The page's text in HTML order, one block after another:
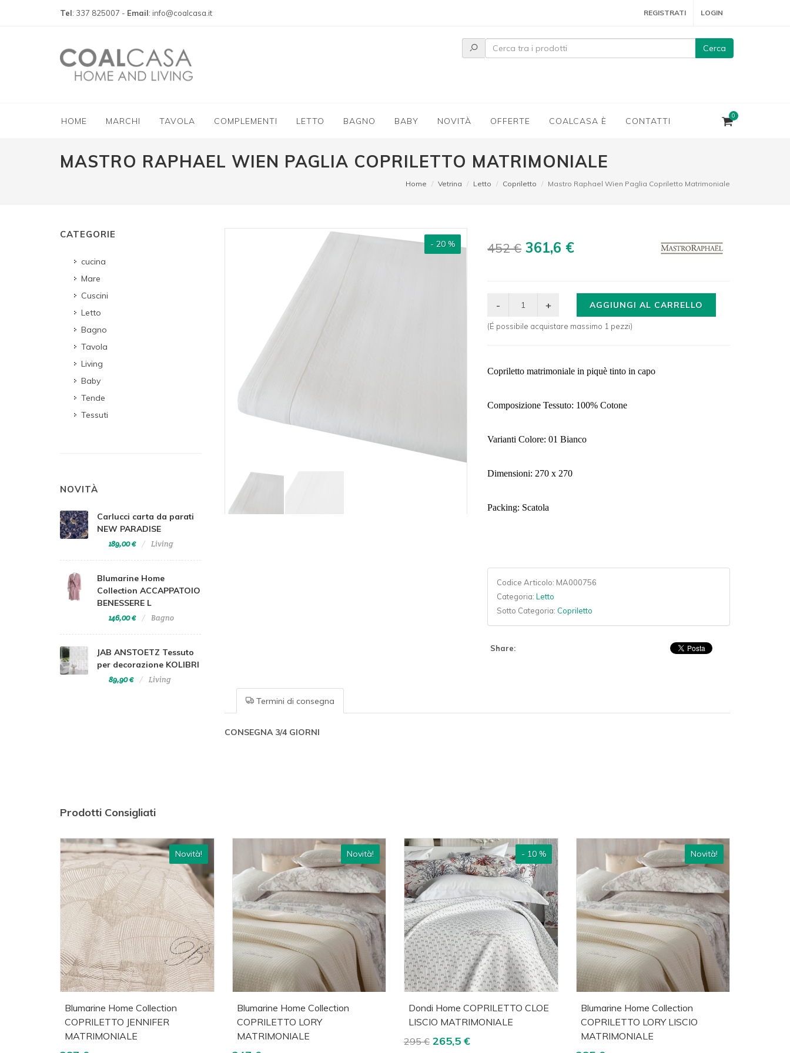
Tel: 337 825007 - Email: info@coalcasa.it REGISTRATI LOGIN
Cerca
HOME MARCHI TAVOLA COMPLEMENTI LETTO BAGNO BABY NOVITÀ OFFERTE COALCASA È CONTATTI
0
MASTRO RAPHAEL WIEN PAGLIA COPRILETTO MATRIMONIALE
Home Vetrina Letto Copriletto Mastro Raphael Wien Paglia Copriletto Matrimoniale
- 20 % 452 € 361,6 €
AGGIUNGI AL CARRELLO
(É possibile acquistare massimo 1 pezzi)
Copriletto matrimoniale in piquè tinto in capo
Composizione Tessuto: 100% Cotone
Varianti Colore: 01 Bianco
Dimensioni: 270 x 270
Packing: Scatola
Codice Articolo: MA000756
Categoria:Letto
Sotto Categoria: Copriletto
Share:
Termini di consegna
CONSEGNA 3/4 GIORNI
CATEGORIE
cucina
Mare
Cuscini
Letto
Bagno
Tavola
Living
Baby
Tende
Tessuti
NOVITÀ
Carlucci carta da parati
NEW PARADISE
189,00 € Living
Blumarine Home
Collection ACCAPPATOIO
BENESSERE L
146,00 € Bagno
JAB ANSTOETZ Tessuto
per decorazione KOLIBRI
89,90 € Living
Prodotti Consigliati
Novità!
Acquista Visualizza
Blumarine Home Collection
COPRILETTO JENNIFER
MATRIMONIALE
Novità!
Acquista Visualizza
Blumarine Home Collection
COPRILETTO LORY
MATRIMONIALE
- 10 %
Acquista Visualizza
Dondi Home COPRILETTO CLOE
LISCIO MATRIMONIALE
295 € 265,5 €
Novità!
Acquista Visualizza
Blumarine Home Collection
COPRILETTO LORY LISCIO
MATRIMONIALE